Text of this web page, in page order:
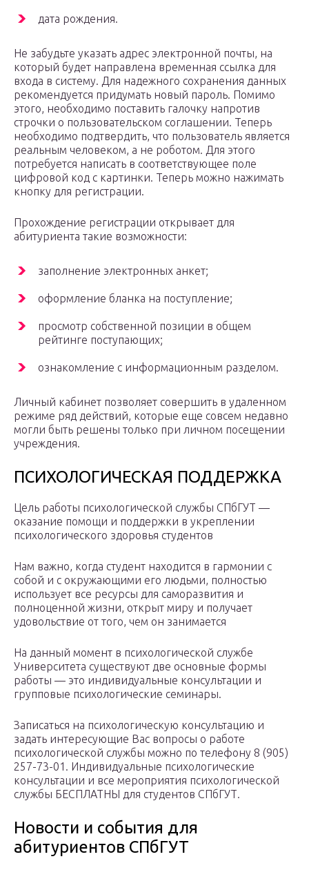
дата рождения.
Не забудьте указать адрес электронной почты, на
который будет направлена временная ссылка для
входа в систему. Для надежного сохранения данных
рекомендуется придумать новый пароль. Помимо
этого, необходимо поставить галочку напротив
строчки о пользовательском соглашении. Теперь
необходимо подтвердить, что пользователь является
реальным человеком, а не роботом. Для этого
потребуется написать в соответствующее поле
цифровой код с картинки. Теперь можно нажимать
кнопку для регистрации.
Прохождение регистрации открывает для
абитуриента такие возможности:
заполнение электронных анкет;
оформление бланка на поступление;
просмотр собственной позиции в общем
рейтинге поступающих;
ознакомление с информационным разделом.
Личный кабинет позволяет совершить в удаленном
режиме ряд действий, которые еще совсем недавно
могли быть решены только при личном посещении
учреждения.
ПСИХОЛОГИЧЕСКАЯ ПОДДЕРЖКА
Цель работы психологической службы СПбГУТ —
оказание помощи и поддержки в укреплении
психологического здоровья студентов
Нам важно, когда студент находится в гармонии с
собой и с окружающими его людьми, полностью
использует все ресурсы для саморазвития и
полноценной жизни, открыт миру и получает
удовольствие от того, чем он занимается
На данный момент в психологической службе
Университета существуют две основные формы
работы — это индивидуальные консультации и
групповые психологические семинары.
Записаться на психологическую консультацию и
задать интересующие Вас вопросы о работе
психологической службы можно по телефону 8 (905)
257-73-01. Индивидуальные психологические
консультации и все мероприятия психологической
службы БЕСПЛАТНЫ для студентов СПбГУТ.
Новости и события для
абитуриентов СПбГУТ